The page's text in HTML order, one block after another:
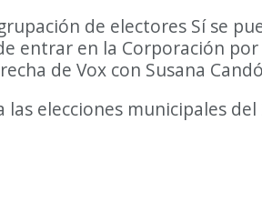
de electores Sí se
entrar en la Corporación
de Vox con Susana
elecciones municipales